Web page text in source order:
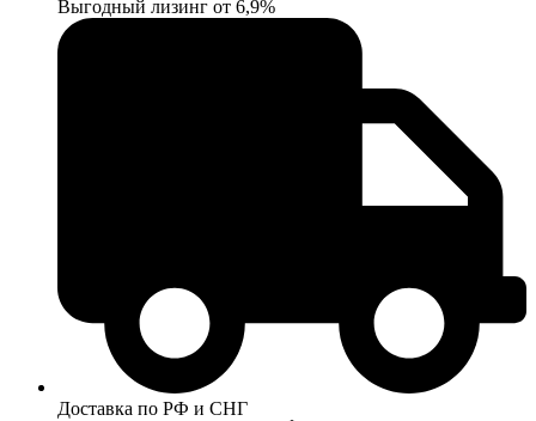
Выгодный лизинг от 6,9%
Доставка по РФ и СНГ